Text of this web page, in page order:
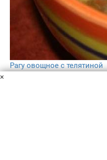
Рагу овощное с телятиной
×